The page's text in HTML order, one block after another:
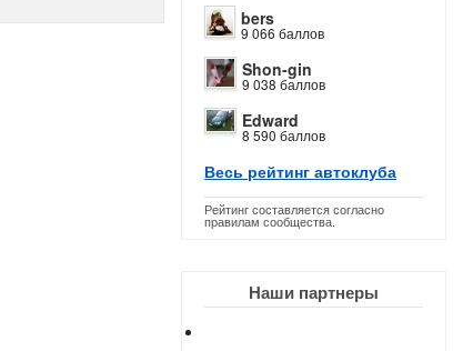
bers
9 066 баллов
Shon-gin
9 038 баллов
Edward
8 590 баллов
Весь рейтинг автоклуба
Рейтинг составляется согласно
правилам сообщества.
Наши партнеры